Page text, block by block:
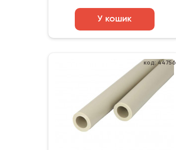
У кошик
код: 44756